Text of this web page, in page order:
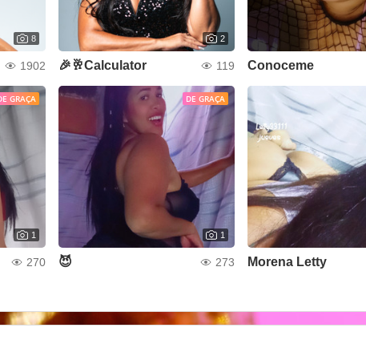
8
1902
2
🎉🥂Calculator 119 Conoceme
GRAÇA
1
270
DE GRAÇA
1
😈 273 Morena Letty